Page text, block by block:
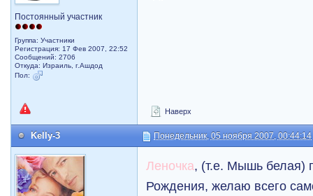
Постоянный участник
Группа: Участники
Регистрация: 17 Фев 2007, 22:52
Сообщений: 2706
Откуда: Израиль, г.Ашдод
Пол:
Наверх
Kelly-3 Понедельник, 05 ноября 2007, 00:44:14
Леночка, (т.е. Мышь белая)
Рождения, желаю всего